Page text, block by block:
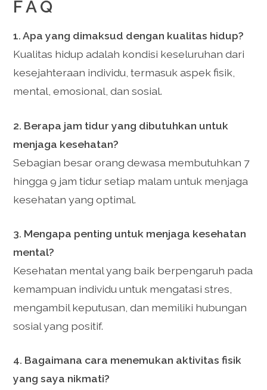
FAQ
1. Apa yang dimaksud dengan kualitas hidup?
Kualitas hidup adalah kondisi keseluruhan dari
kesejahteraan individu, termasuk aspek fisik,
mental, emosional, dan sosial.
2. Berapa jam tidur yang dibutuhkan untuk
menjaga kesehatan?
Sebagian besar orang dewasa membutuhkan 7
hingga 9 jam tidur setiap malam untuk menjaga
kesehatan yang optimal.
3. Mengapa penting untuk menjaga kesehatan
mental?
Kesehatan mental yang baik berpengaruh pada
kemampuan individu untuk mengatasi stres,
mengambil keputusan, dan memiliki hubungan
sosial yang positif.
4. Bagaimana cara menemukan aktivitas fisik
yang saya nikmati?